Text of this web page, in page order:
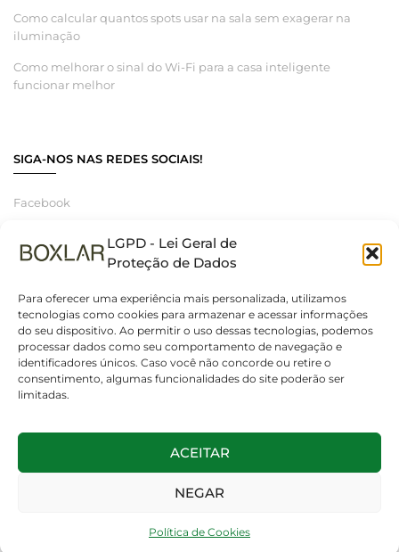
LGPD - Lei Geral de
Proteção de Dados
Para oferecer uma experiência mais personalizada, utilizamos
tecnologias como cookies para armazenar e acessar informações
do seu dispositivo. Ao permitir o uso dessas tecnologias, podemos
processar dados como seu comportamento de navegação e
identificadores únicos. Caso você não concorde ou retire o
consentimento, algumas funcionalidades do site poderão ser
limitadas.
ACEITAR
NEGAR
Política de Cookies
Como calcular quantos spots usar na sala sem exagerar na
iluminação
Como melhorar o sinal do Wi-Fi para a casa inteligente
funcionar melhor
SIGA-NOS NAS REDES SOCIAIS!
Facebook
Linkedin
© 2025 Boxlar | Soluções em iluminação, elétrica e smart home.
Todos os direitos reservados. – CNPJ 55.267.682/0001-95